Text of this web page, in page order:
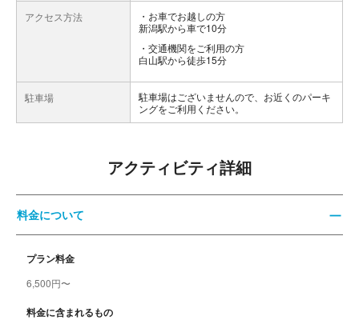
アクセス方法
お車でお越しの方
新潟駅から車で10分
交通機関をご利用の方
白山駅から徒歩15分
駐車場
駐車場はございませんので、お近くのパーキ
ングをご利用ください。
アクティビティ詳細
料金について
プラン料金
6,500円〜
料金に含まれるもの